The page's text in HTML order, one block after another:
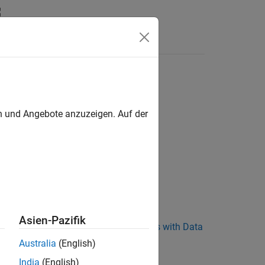
radio and host, seeResolve Issues with Data
Angebote anzuzeigen. Auf der
Asien-Pazifik
Australia (English)
India (English)